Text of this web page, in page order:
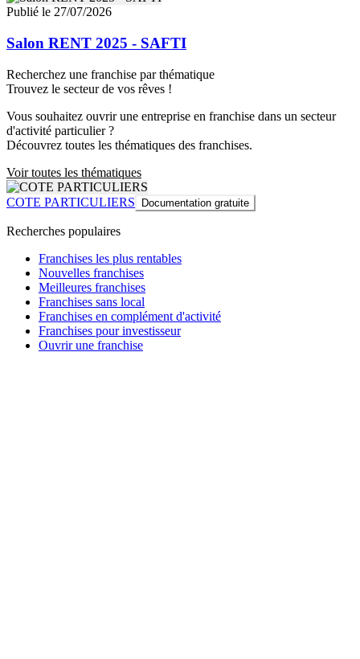
Publié le 27/07/2026
Salon RENT 2025 - SAFTI
Recherchez une franchise par thématique
Trouvez le secteur de vos rêves !
Vous souhaitez ouvrir une entreprise en franchise dans un secteur
d'activité particulier ?
Découvrez toutes les thématiques des franchises.
Voir toutes les thématiques
COTE PARTICULIERS Documentation gratuite
Recherches populaires
Franchises les plus rentables
Nouvelles franchises
Meilleures franchises
Franchises sans local
Franchises en complément d'activité
Franchises pour investisseur
Ouvrir une franchise